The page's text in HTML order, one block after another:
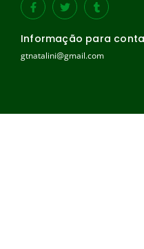
Informação para
gtnatalini@gmail.com